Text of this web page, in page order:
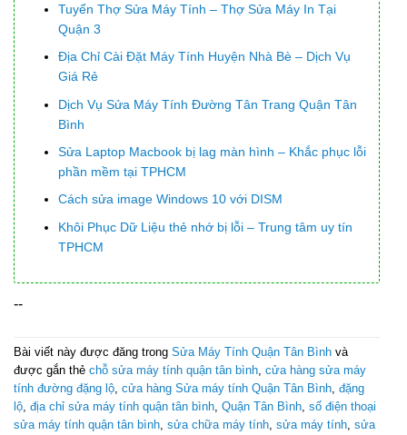
Tuyển Thợ Sửa Máy Tính – Thợ Sửa Máy In Tại
Quận 3
Địa Chỉ Cài Đặt Máy Tính Huyện Nhà Bè – Dịch Vụ
Giá Rẻ
Dịch Vụ Sửa Máy Tính Đường Tân Trang Quận Tân
Bình
Sửa Laptop Macbook bị lag màn hình – Khắc phục lỗi
phần mềm tại TPHCM
Cách sửa image Windows 10 với DISM
Khôi Phục Dữ Liệu thẻ nhớ bị lỗi – Trung tâm uy tín
TPHCM
--
Bài viết này được đăng trong Sửa Máy Tính Quận Tân Bình và
được gắn thẻ chỗ sửa máy tính quận tân bình, cửa hàng sửa máy
tính đường đặng lộ, cửa hàng Sửa máy tính Quận Tân Bình, đặng
lộ, địa chỉ sửa máy tính quận tân bình, Quận Tân Bình, số điện thoại
sửa máy tính quận tân bình, sửa chữa máy tính, sửa máy tính, sửa